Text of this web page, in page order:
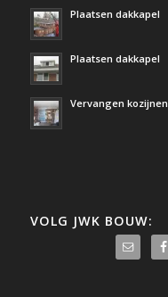
Plaatsen dakkapel
Plaatsen dakkapel
Vervangen kozijnen
VOLG JWK BOUW: